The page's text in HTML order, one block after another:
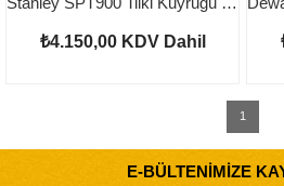
₺4.150,00 KDV Dahil
1
E-BÜLTENİMİZE